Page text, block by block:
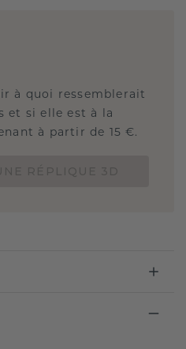
à quoi ressemblerait
et si elle est à la
à partir de 15 €.